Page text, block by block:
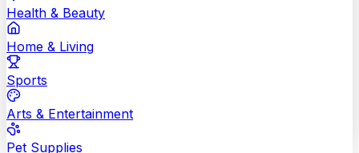
Health & Beauty
Home & Living
Sports
Arts & Entertainment
Pet Supplies